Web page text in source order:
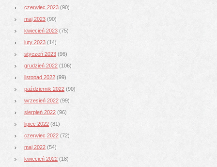
czerwiec 2023 (90)
maj 2023 (90)
kwiecień 2023 (75)
luty 2023 (14)
styczeń 2023 (96)
grudzień 2022 (106)
listopad 2022 (99)
październik 2022 (90)
wrzesień 2022 (99)
sierpień 2022 (96)
lipiec 2022 (81)
czerwiec 2022 (72)
maj 2022 (54)
kwiecień 2022 (18)